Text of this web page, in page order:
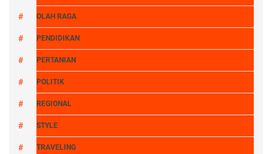
OLAH RAGA
PENDIDIKAN
PERTANIAN
POLITIK
REGIONAL
STYLE
TRAVELING